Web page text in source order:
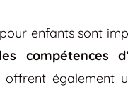
enfants sont
compétences
offrent également